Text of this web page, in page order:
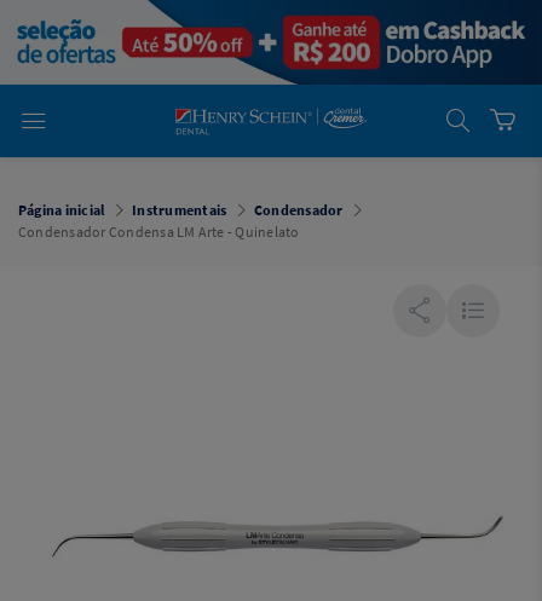
Dental
Cremer -
Henry Schein
Laboratório
Laboratório
Cremer -
Henry Schein
Odontológico
Página inicial Instrumentais
Condensador
Condensador Condensa LM Arte - Quinelato